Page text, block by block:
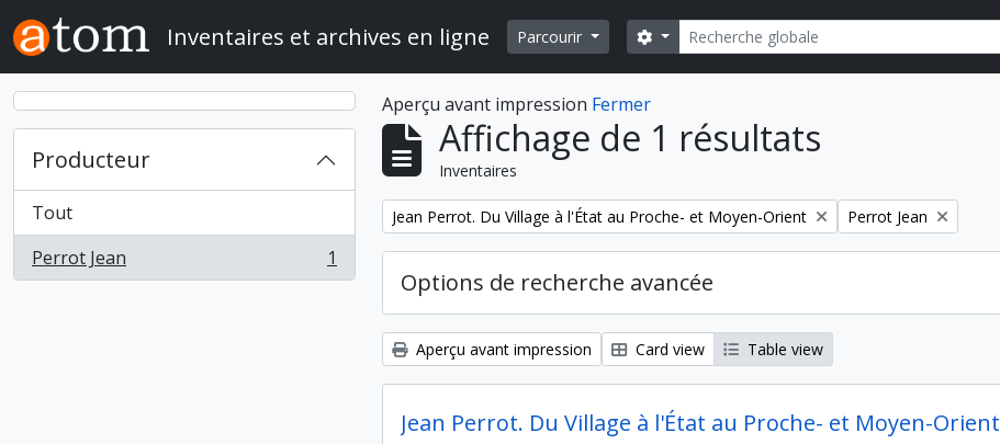
Skip to main content
Inventaires et archives en ligne Parcourir Rechercher
Search options
Producteur
Tout
Perrot Jean
, 1 résultats 1
Aperçu avant impression Fermer
Affichage de 1 résultats
Inventaires
Remove filter:
Jean Perrot. Du Village à l'État au Proche- et Moyen-Orient Remove filter:
Perrot Jean
Options de recherche avancée
Aperçu avant impression Card view Table view
Jean Perrot. Du Village à l'État au Proche- et Moyen-Orient